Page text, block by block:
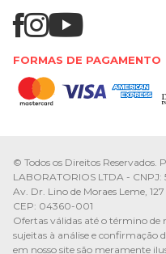
FORMAS DE PAGAMENTO
© Todos os Direitos Reservados.
LABORATORIOS LTDA -
Av. Dr. Lino de Moraes Leme,
CEP: 04360-001
Ofertas válidas até o término de
sujeitas à análise e confirmação
em nosso site são meramente